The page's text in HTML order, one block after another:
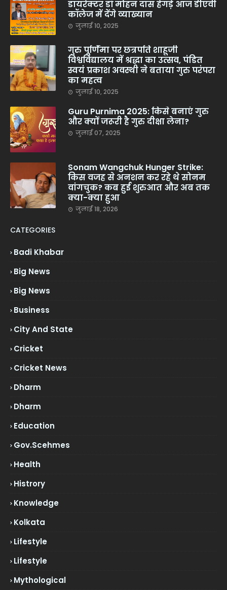
डायरेक्टर डॉ मोहन दास हेगड़े आज डीएवी
कॉलेज में देंगे व्याख्यान
जुलाई 10, 2025
गुरु पूर्णिमा पर छत्रपति शाहूजी
विश्वविद्यालय में श्रद्धा का उत्सव, पंडित
स्वयं प्रकाश अवस्थी ने बताया गुरु परंपरा
का महत्व
जुलाई 10, 2025
Guru Purnima 2025: किसे बनाएं गुरु
और क्यों जरूरी है गुरु दीक्षा लेना?
जुलाई 07, 2025
Sonam Wangchuk Hunger Strike:
किस वजह से अनशन कर रहे थे सोनम
वांगचुक? कब हुई शुरुआत और अब तक
क्या-क्या हुआ
जुलाई 18, 2026
CATEGORIES
Badi Khabar
Big News
Big News
Business
City And State
Cricket
Cricket News
Dharm
Dharm
Education
Gov.scehmes
Health
Histrory
Knowledge
Kolkata
Lifestyle
Lifestyle
Mythological